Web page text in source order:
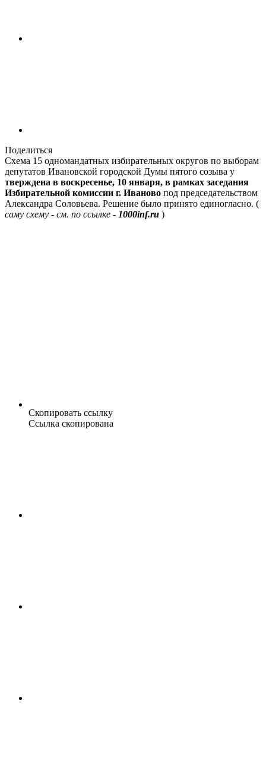
Поделиться
Схема 15 одномандатных избирательных округов по выборам
депутатов Ивановской городской Думы пятого созыва у
тверждена в воскресенье, 10 января, в рамках заседания
Избирательной комиссии г. Иваново под председательством
Александра Соловьева. Решение было принято единогласно. (
саму схему - см. по ссылке - 1000inf.ru )
Скопировать ссылку
Ссылка скопирована